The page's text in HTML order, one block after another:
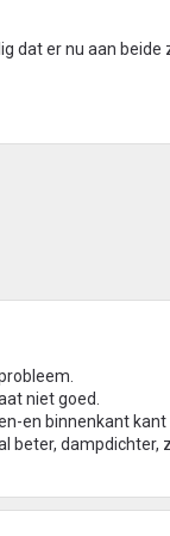
dat er nu aan
niet goed.
en binnenkant
dampdichter,